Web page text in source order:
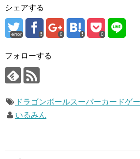
シェアする
error 0 0
フォローする
ドラゴンボールスーパーカードゲ
いるみん